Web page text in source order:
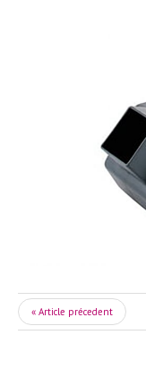
« Article précedent